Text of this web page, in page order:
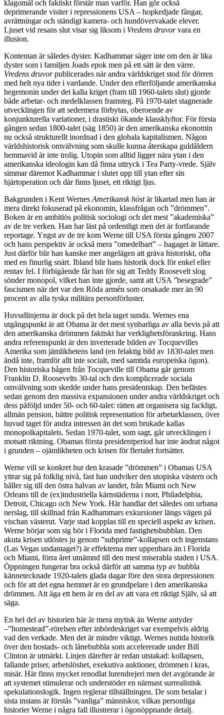
klagomål och faktiskt förstår man varför. Han gör också
deprimerande visiter i repressionens USA – hopkedjade fångar,
avrättningar och ständigt kamera- och hundövervakade elever.
Ljuset vid resans slut visar sig liksom i Vredens druvorvara en
illusion.
Kontentan är således dyster. Kadhammar säger inte om den är lika
dyster som i familjen Joads epok men på ett sätt är den värre.
Vredens druvorpublicerades när andra världskriget stod för dörren
med helt nya tider i vardande. Under den efterföljande amerikanska
hegemonin under det kalla kriget (fram till 1960-talets slut) gjorde
både arbetar- och medelklassen framsteg. På 1970-talet stagnerade
utvecklingen för att sedermera förbytas, oberoende av
konjunkturella variationer, i drastiskt ökande klassklyftor. För första
gången sedan 1800-talet (säg 1850) är den amerikanska ekonomin
nu också strukturellt inordnad i den globala kapitalismen. Någon
världshistorisk omvälvning som skulle kunna återskapa guldåldern
hemmavid är inte trolig. Utopin som alltid ligger nära ytan i den
amerikanska ideologin kan då finna uttryck i Tea Party-vrede. Själv
simmar däremot Kadhammar i slutet upp till ytan efter sin
hjärtoperation och där finns ljuset, ett riktigt ljus.
Bakgrunden i KentWernesAmerikansk höstär likartad men han är
mera direkt fokuserad på ekonomin, klassfrågan och ”drömmen”.
Boken är en ambitiös politisk sociologi och det mest ”akademiska”
av de tre verken. Han har läst på ordentligt men det är fortfarande
reportage. Yngst av de tre kom Werne till USA första gången 2007
och hans perspektiv är också mera ”omedelbart” – bagaget är lättare.
Just därför blir han kanske mer angelägen att gräva historiskt, ofta
med en finurlig snärt. Ibland blir hans historik dock för enkel eller
rentav fel. I förbigående får han för sig att Teddy Roosevelt slog
sönder monopol, vilket han inte gjorde, samt att USA ”besegrade”
fascismen när det var den Röda armén som orsakade mer än 90
procent av alla tyska militära personförluster.
Huvudlinjerna är dock på det hela taget sunda. Wernes ena
utgångspunkt är att Obama är det mest synbarliga av alla bevis på att
den amerikanska drömmen faktiskt har verklighetsförankring. Hans
andra referenspunkt är den inverterade bilden av Tocquevilles
Amerika som jämlikhetens land (en felaktig bild av 1830-talet men
ändå inte, framför allt inte socialt, med samtida europeiska ögon).
Den historiska bågen från Tocqueville till Obama går genom
Franklin D. Roosevelts 30-tal och den komplicerade sociala
omvälvning som skedde under hans presidentskap. Den befästes
sedan genom den massiva expansionen under andra världskriget och
dess påföljd under 50- och 60-talet: rätten att organisera sig fackligt,
allmän pension, bättre politisk representation för arbetarklassen, över
huvud taget för andra intressen än det som brukade kallas
monopolkapitalets. Sedan 1970-talet, som sagt, går utvecklingen i
motsatt riktning. Obamas första presidentperiod har inte ändrat något
i grunden – ojämlikheten och krisen för flertalet fortsätter.
Werne vill se konkret hur den krasade ”drömmen” i Obamas USA
yttrar sig på folklig nivå, fast han undviker den utopiska västern och
håller sig till den östra halvan av landet, från Miami och New
Orleans till de (ex)industriella kärnstäderna i norr, Philadelphia,
Detroit, Chicago och New York. Här handlar det således om urbana
nerslag, till skillnad från Kadhammars exkursioner längs vägen på
vischan västerut. Varje stad kopplas till en speciell aspekt av krisen.
Werne börjar som sig bör i Florida med fastighetsbubblan. Den
akuta krisen utlöstes ju genom ”subprime”-kollapsen och ingenstans
(Las Vegas undantaget?) är effekterna mer uppenbara än i Florida
och Miami, förra året utnämnd till den mest miserabla staden i USA.
Öppningen fungerar bra också därför att samma typ av bubbla
kännetecknade 1920-talets glada dagar före den stora depressionen
och för att det egna hemmet är en grundpelare i den amerikanska
drömmen. Att äga ett hem är en del av att vara ett riktigt Själv, så att
säga.
En hel del av historien här är mera mytisk än Werne antyder
–”homestead”-rörelsen efter inbördeskriget var exempelvis aldrig
vad den verkade. Men det är mindre viktigt. Wernes nutida historik
över den bostads- och lånebubbla som accelererade under Bill
Clinton är utmärkt. Linjen därefter är redan utstakad: kollapsen,
fallande priser, arbetslöshet, exekutiva auktioner, drömmen i kras,
misär. Här finns mycket renodlat lurendrejeri men det avgörande är
att systemet stimulerar och understöder en närmast surrealistisk
spekulationslogik. Ingen reglerar tillställningen. De som betalar i
sista instans är förstås ”vanliga” människor, vilkas personliga
historier Werne i några fall illustrerar i ögonöppnande detalj.